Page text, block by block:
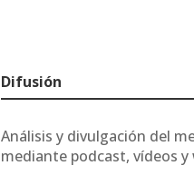
Difusión
Análisis y divulgación del
mediante podcast, vídeos y